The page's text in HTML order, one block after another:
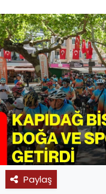
Paylaş
SPOR
11:11 MANŞET